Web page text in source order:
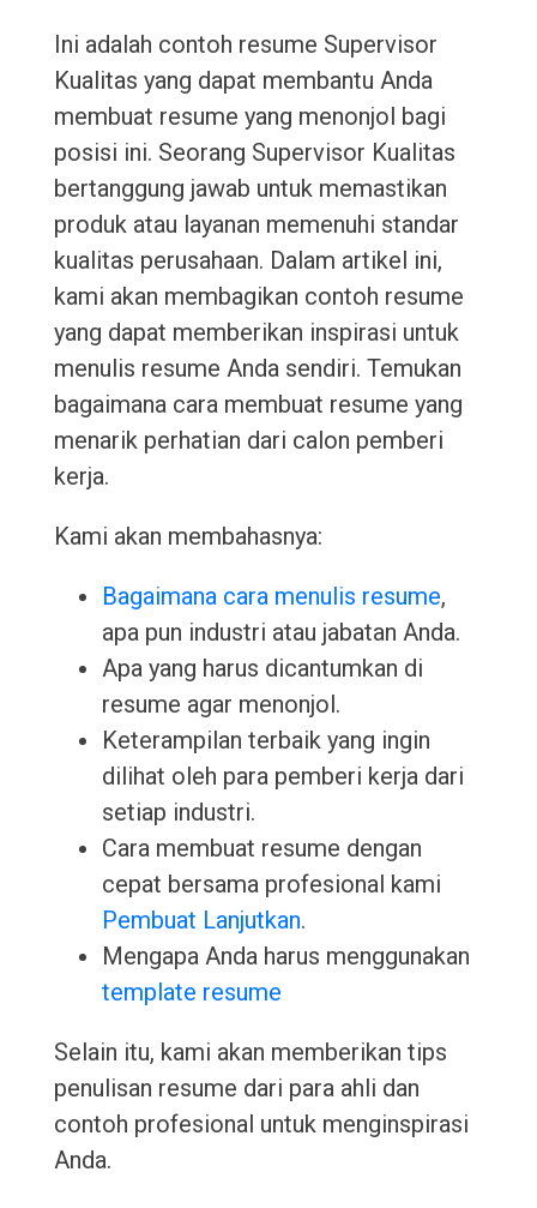
Ini adalah contoh resume Supervisor
Kualitas yang dapat membantu Anda
membuat resume yang menonjol bagi
posisi ini. Seorang Supervisor Kualitas
bertanggung jawab untuk memastikan
produk atau layanan memenuhi standar
kualitas perusahaan. Dalam artikel ini,
kami akan membagikan contoh resume
yang dapat memberikan inspirasi untuk
menulis resume Anda sendiri. Temukan
bagaimana cara membuat resume yang
menarik perhatian dari calon pemberi
kerja.
Kami akan membahasnya:
Bagaimana cara menulis resume,
apa pun industri atau jabatan Anda.
Apa yang harus dicantumkan di
resume agar menonjol.
Keterampilan terbaik yang ingin
dilihat oleh para pemberi kerja dari
setiap industri.
Cara membuat resume dengan
cepat bersama profesional kami
Pembuat Lanjutkan.
Mengapa Anda harus menggunakan
template resume
Selain itu, kami akan memberikan tips
penulisan resume dari para ahli dan
contoh profesional untuk menginspirasi
Anda.